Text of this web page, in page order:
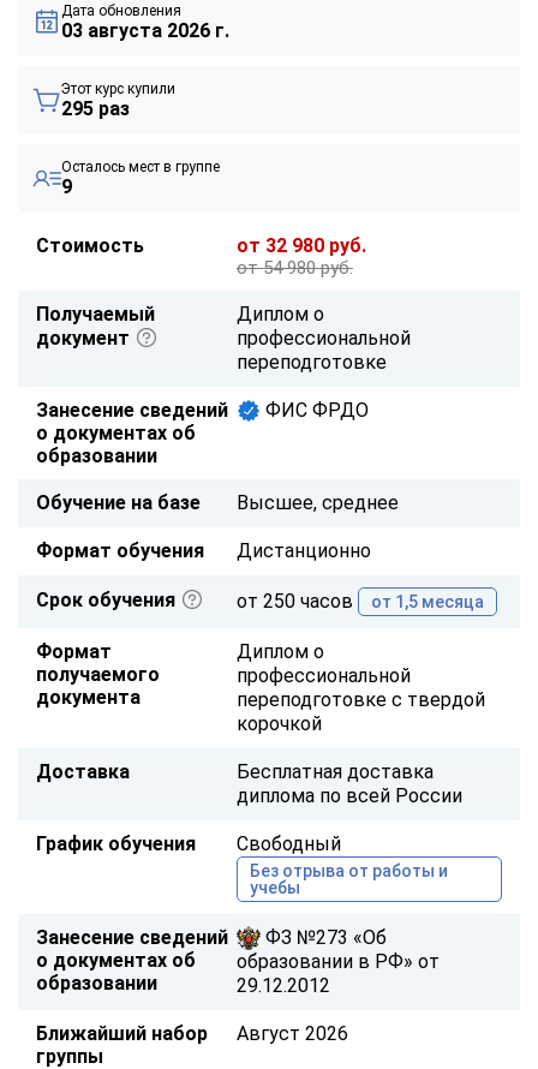
Дата обновления
03 августа 2026 г.
Этот курс купили
295 раз
Осталось мест в группе
9
Стоимость от 32 980 руб.
от 54 980 руб.
Получаемый
документ
Диплом о
профессиональной
переподготовке
Занесение сведений
о документах об
образовании
ФИС ФРДО
Обучение на базе Высшее, среднее
Формат обучения Дистанционно
Срок обучения от 250 часов от 1,5 месяца
Формат
получаемого
документа
Диплом о
профессиональной
переподготовке с твердой
корочкой
Доставка
Бесплатная доставка
диплома по всей России
График обучения Свободный
Без отрыва от работы и
учебы
Занесение сведений
о документах об
образовании
ФЗ №273 «Об
образовании в РФ» от
29.12.2012
Ближайший набор
группы
Август 2026